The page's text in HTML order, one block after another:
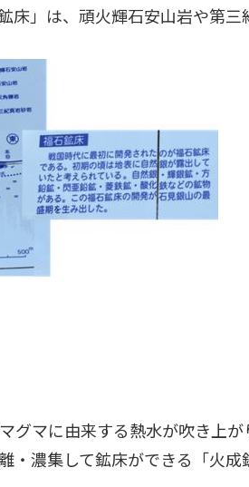
」は、頑火輝石安山岩や第
マに由来する熱水が吹き上
濃集して鉱床ができる「火